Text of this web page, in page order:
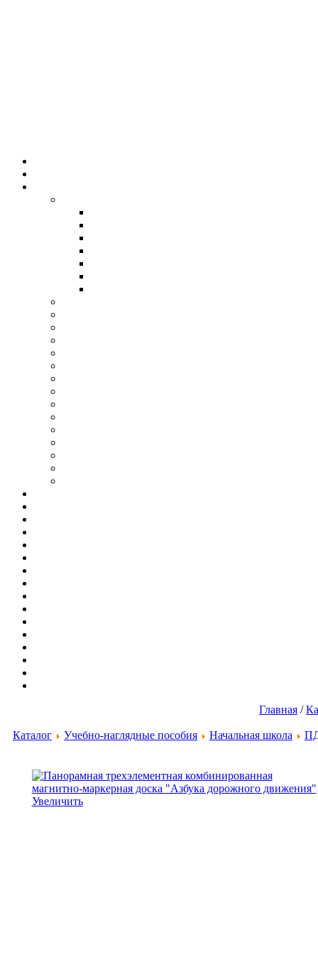
Главная /
Каталог Учебно-наглядные пособия Начальная школа
Увеличить